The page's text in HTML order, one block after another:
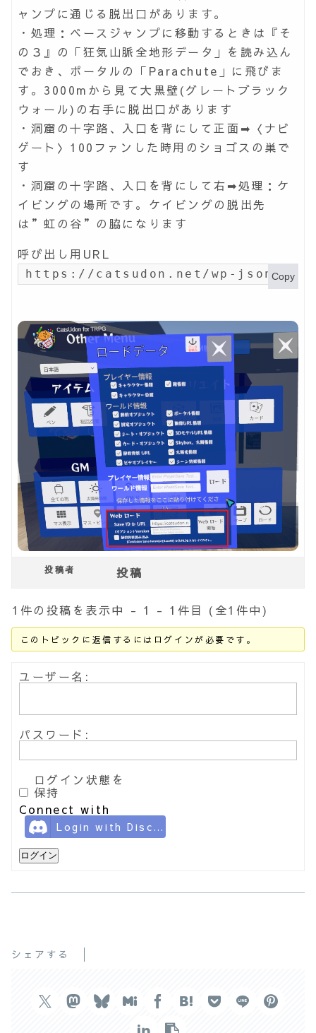
ャンプに通じる脱出口があります。
・処理：ベースジャンプに移動するときは『そ
の３』の「狂気山脈全地形データ」を読み込ん
でおき、ポータルの「Parachute」に飛びま
す。3000mから見て大黒壁(グレートブラック
ウォール)の右手に脱出口があります
・洞窟の十字路、入口を背にして正面➡〈ナビ
ゲート〉100ファンした時用のショゴスの巣で
す
・洞窟の十字路、入口を背にして右➡処理：ケ
イビングの場所です。ケイビングの脱出先
は”虹の谷”の脇になります
呼び出し用URL
https://catsudon.net/wp-json/my-
Copy
投稿者 投稿
1件の投稿を表示中 - 1 - 1件目 (全1件中)
このトピックに返信するにはログインが必要です。
ユーザー名:
パスワード:
ログイン状態を
保持
Connect with
Login with Discord
ログイン
シェアする